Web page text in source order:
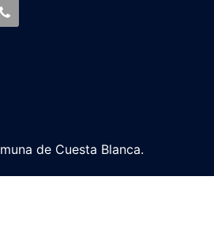
de Cuesta Blanca.